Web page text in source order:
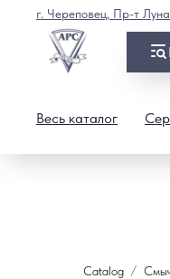
Весь каталог
г. Череповец, Пр-т
Catalog